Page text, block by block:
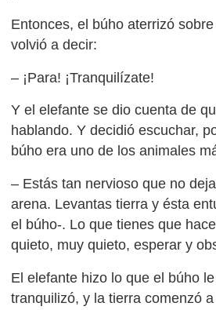
Entonces, el búho aterrizó
volvió a decir:
– ¡Para! ¡Tranquilízate!
Y el elefante se dio cuenta de
hablando. Y decidió escuchar,
búho era uno de los animales
– Estás tan nervioso que no
arena. Levantas tierra y ésta
el búho-. Lo que tienes que
quieto, muy quieto, esperar y
El elefante hizo lo que el búho
tranquilizó, y la tierra comenzó